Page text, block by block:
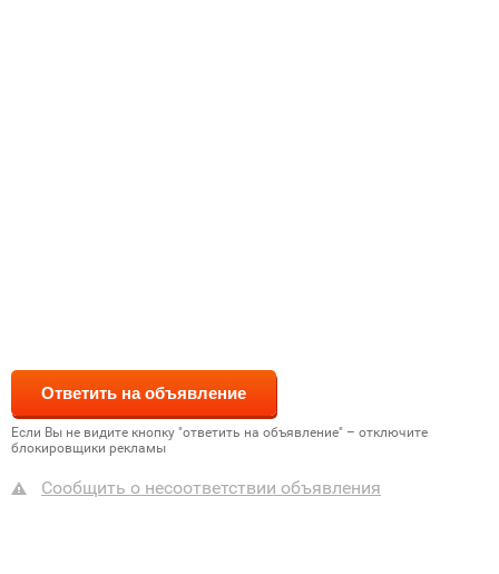
Если Вы не видите кнопку "ответить на объявление" – отключите
блокировщики рекламы
Сообщить о несоответствии объявления